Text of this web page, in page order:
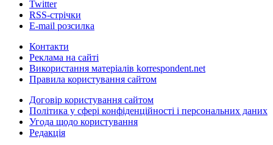
Twitter
RSS-стрічки
E-mail розсилка
Контакти
Реклама на сайті
Використання матеріалів korrespondent.net
Правила користування сайтом
Договір користування сайтом
Політика у сфері конфіденційності і персональних даних
Угода щодо користування
Редакція